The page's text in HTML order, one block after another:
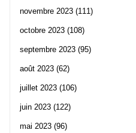
novembre 2023 (111)
octobre 2023 (108)
septembre 2023 (95)
août 2023 (62)
juillet 2023 (106)
juin 2023 (122)
mai 2023 (96)